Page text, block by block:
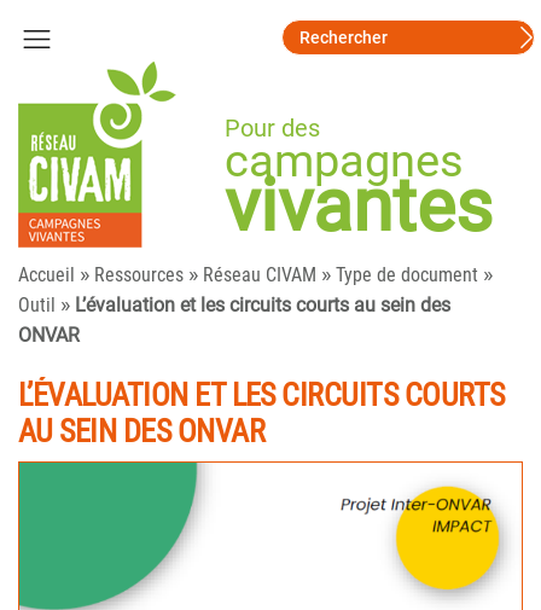
Pour des
campagnes
vivantes
Accueil » Ressources » Réseau CIVAM » Type de document »
Outil » L’évaluation et les circuits courts au sein des
ONVAR
L’ÉVALUATION ET LES CIRCUITS COURTS
AU SEIN DES ONVAR